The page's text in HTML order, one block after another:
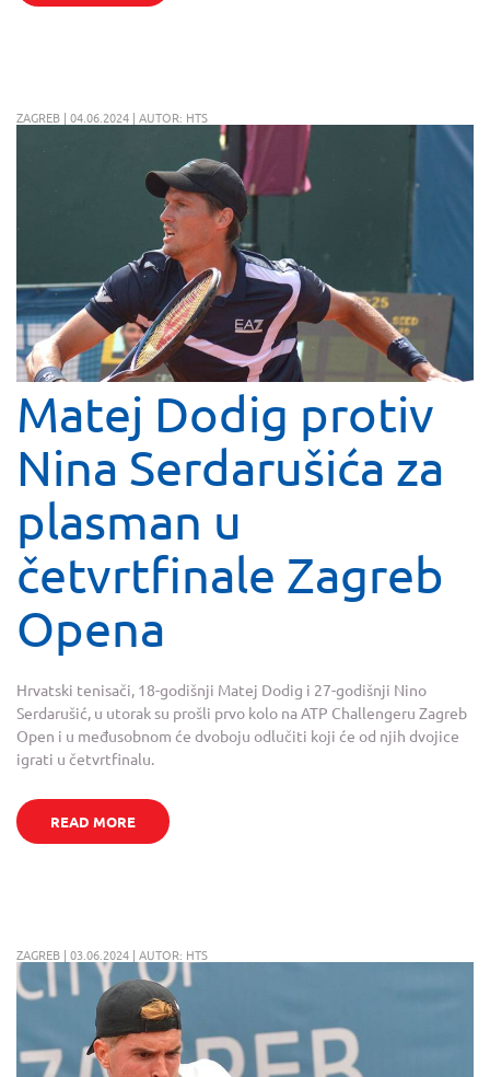
ZAGREB | 04.06.2024 | AUTOR: HTS
Matej Dodig protiv
Nina Serdarušića za
plasman u
četvrtfinale Zagreb
Opena
Hrvatski tenisači, 18-godišnji Matej Dodig i 27-godišnji Nino
Serdarušić, u utorak su prošli prvo kolo na ATP Challengeru Zagreb
Open i u međusobnom će dvoboju odlučiti koji će od njih dvojice
igrati u četvrtfinalu.
READ MORE
ZAGREB | 03.06.2024 | AUTOR: HTS